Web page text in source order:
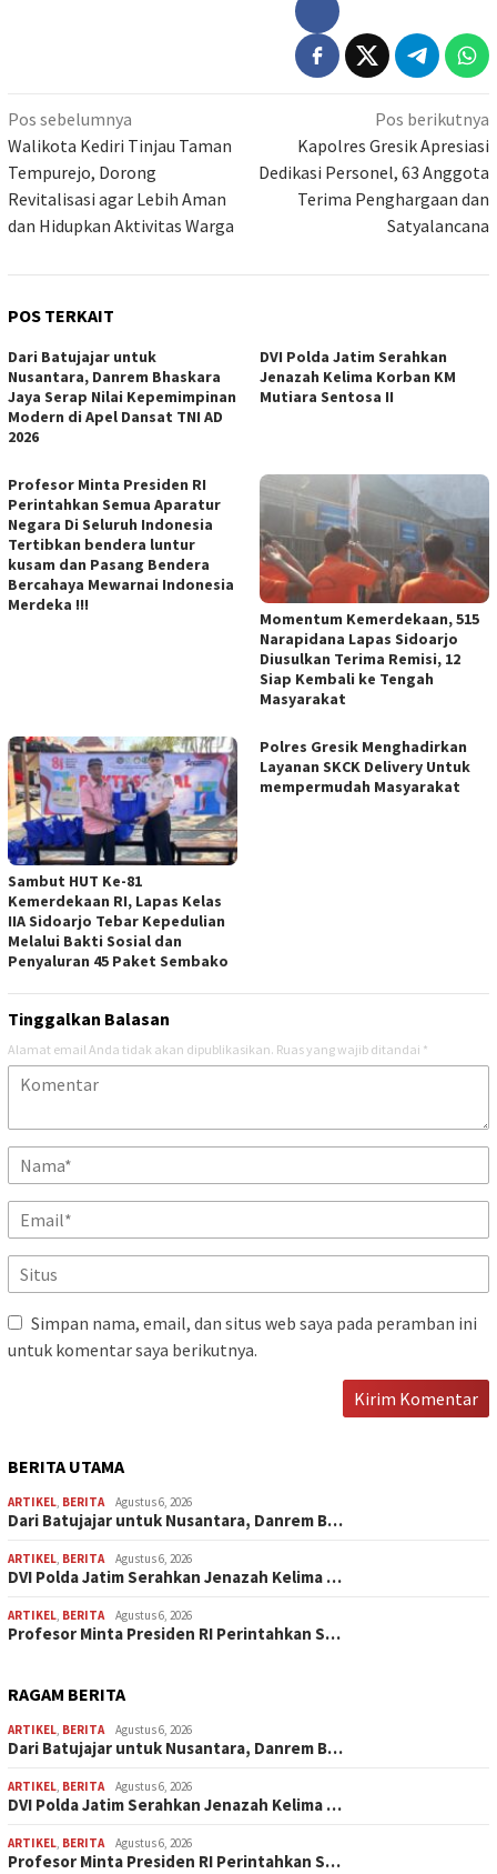
Navigasi
pos
Pos sebelumnya
Walikota Kediri Tinjau Taman
Tempurejo, Dorong
Revitalisasi agar Lebih Aman
dan Hidupkan Aktivitas Warga
Pos berikutnya
Kapolres Gresik Apresiasi
Dedikasi Personel, 63 Anggota
Terima Penghargaan dan
Satyalancana
POS TERKAIT
Dari Batujajar untuk
Nusantara, Danrem Bhaskara
Jaya Serap Nilai Kepemimpinan
Modern di Apel Dansat TNI AD
2026
DVI Polda Jatim Serahkan
Jenazah Kelima Korban KM
Mutiara Sentosa II
Profesor Minta Presiden RI
Perintahkan Semua Aparatur
Negara Di Seluruh Indonesia
Tertibkan bendera luntur
kusam dan Pasang Bendera
Bercahaya Mewarnai Indonesia
Merdeka !!!
Momentum Kemerdekaan, 515
Narapidana Lapas Sidoarjo
Diusulkan Terima Remisi, 12
Siap Kembali ke Tengah
Masyarakat
Sambut HUT Ke-81
Kemerdekaan RI, Lapas Kelas
IIA Sidoarjo Tebar Kepedulian
Melalui Bakti Sosial dan
Penyaluran 45 Paket Sembako
Polres Gresik Menghadirkan
Layanan SKCK Delivery Untuk
mempermudah Masyarakat
Tinggalkan Balasan
Alamat email Anda tidak akan dipublikasikan. Ruas yang wajib ditandai *
Simpan nama, email, dan situs web saya pada peramban ini
untuk komentar saya berikutnya.
BERITA UTAMA
ARTIKEL, BERITA Agustus 6, 2026
Dari Batujajar untuk Nusantara, Danrem B…
ARTIKEL, BERITA Agustus 6, 2026
DVI Polda Jatim Serahkan Jenazah Kelima …
ARTIKEL, BERITA Agustus 6, 2026
Profesor Minta Presiden RI Perintahkan S…
RAGAM BERITA
ARTIKEL, BERITA Agustus 6, 2026
Dari Batujajar untuk Nusantara, Danrem B…
ARTIKEL, BERITA Agustus 6, 2026
DVI Polda Jatim Serahkan Jenazah Kelima …
ARTIKEL, BERITA Agustus 6, 2026
Profesor Minta Presiden RI Perintahkan S…